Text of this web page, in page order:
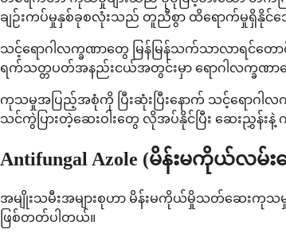
ချဉ်းကပ်မှုနှစ်ခုစလုံးသည် တူညီစွာ ထိရောက်မှုရှိနိုင်သ
သင့်ရောဂါလက္ခဏာတွေ မြန်မြန်သက်သာလာရင်တ
ရက်သတ္တပတ်အနည်းငယ်အတွင်းမှာ ရောဂါလက္ခဏာတွ
ကုသမှုအပြည့်အစုံကို ပြီးဆုံးပြီးနောက် သင့်ရောဂ
သင်ကွဲပြားတဲ့ဆေးဝါးတွေ လိုအပ်နိုင်ပြီး ဆေးညွှန်
Antifungal Azole (မိန်းမကိုယ်
အမျိုးသမီးအများစုဟာ မိန်းမကိုယ်မှိုသတ်ဆေးကုသမှု
ဖြစ်တတ်ပါတယ်။